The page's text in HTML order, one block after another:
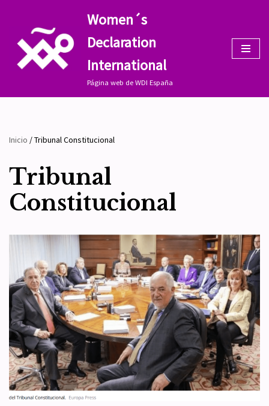
contenido
Women´s
Declaration
International
Página web de WDI España
Inicio /Tribunal Constitucional
Tribunal
Constitucional